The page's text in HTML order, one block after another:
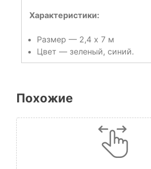
Характеристики:
Размер — 2,4 x 7 м
Цвет — зеленый, синий.
Похожие